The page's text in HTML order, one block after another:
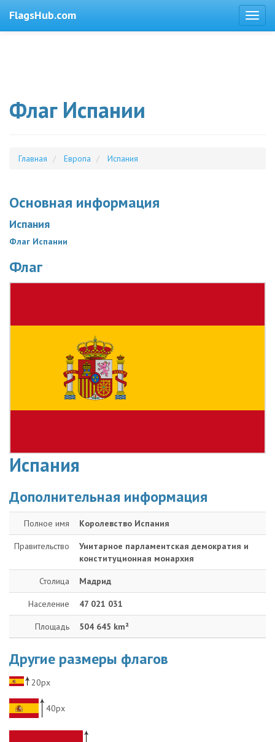
FlagsHub.com
Флаг Испании
Главная Европа Испания
Основная информация
Испания
Флаг Испании
Флаг
Испания
Дополнительная информация
Полное имя Королевство Испания
Правительство
Унитарное парламентская демократия и
конституционная монархия
Столица Мадрид
Население 47 021 031
Площадь 504 645 km²
Другие размеры флагов
20px
40px